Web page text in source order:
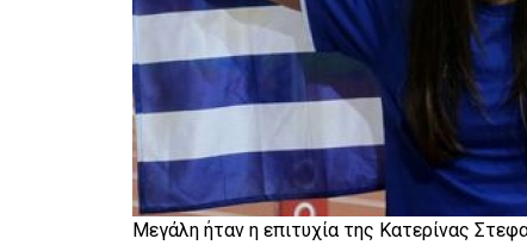
Μεγάλη ήταν η επιτυχία της Κατερίνας